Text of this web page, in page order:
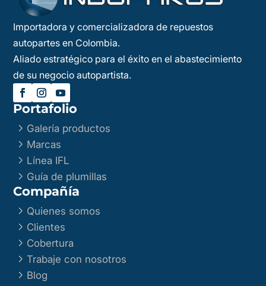
Importadora y comercializadora de repuestos
autopartes en Colombia.
Aliado estratégico para el éxito en el abastecimiento
de su negocio autopartista.
Portafolio
5 Galería productos
5 Marcas
5 Línea IFL
5 Guía de plumillas
Compañía
5 Quienes somos
5 Clientes
5 Cobertura
5Trabaje con nosotros
5 Blog